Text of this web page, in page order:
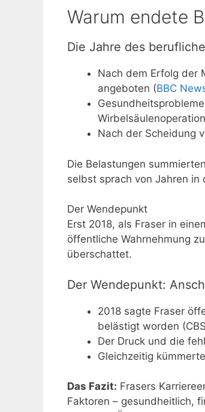
Warum endete
Die Jahre des
Nach dem Erfolg der
angeboten (BBC
Nach der Scheidung
Die Belastungen
selbst sprach von Jahren in
Der Wendepunkt
Erst 2018, als Fraser in
öffentliche Wahrnehmung
überschattet.
Der Wendepunkt:
2018 sagte Fraser
belästigt worden
Der Druck und die
Gleichzeitig
Das Fazit: Frasers
Faktoren – gesundheitlich,